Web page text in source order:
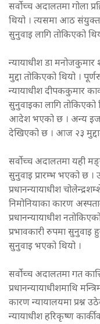
सर्वोच्च अदालतमा गोला
थियो । त्यसमा आठ संयुक्त
सुनुवाइ लागि तोकिएको
न्यायाधीश डा
मुद्दा तोकिएको थियो ।
न्यायाधीश दीपककुमार
सुनुवाइका लागि तोकिएको
आदेश भएको छ । अन्य
देखिएको छ । आज २३
सर्वोच्च अदालतमा यही
सुनुवाइ प्रारम्भ भएको छ ।
प्रधानन्यायाधीश
निमोनियाका कारण
प्रधानन्यायाधीश
प्रभावकारी रुपमा सुनुवाइ
सुनुवाइ भएको थियो ।
सर्वोच्च अदालतमा गत
प्रधानन्यायाधीशमाथि
कारण न्यायालयमा प्रश्न
न्यायाधीश हरिकृष्ण